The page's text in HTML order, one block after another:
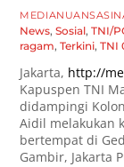
News,Sosial,TNI/
ragam,Terkini,TNI
Jakarta, http://
Kapuspen TNI
didampingi
Aidil melakukan
bertempat di
Gambir, Jakarta